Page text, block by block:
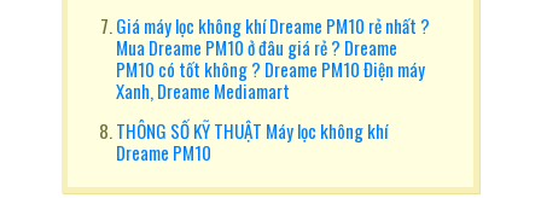
Giá máy lọc không khí Dreame PM10 rẻ nhất ?
Mua Dreame PM10 ở đâu giá rẻ ? Dreame
PM10 có tốt không ? Dreame PM10 Điện máy
Xanh, Dreame Mediamart
THÔNG SỐ KỸ THUẬT Máy lọc không khí
Dreame PM10